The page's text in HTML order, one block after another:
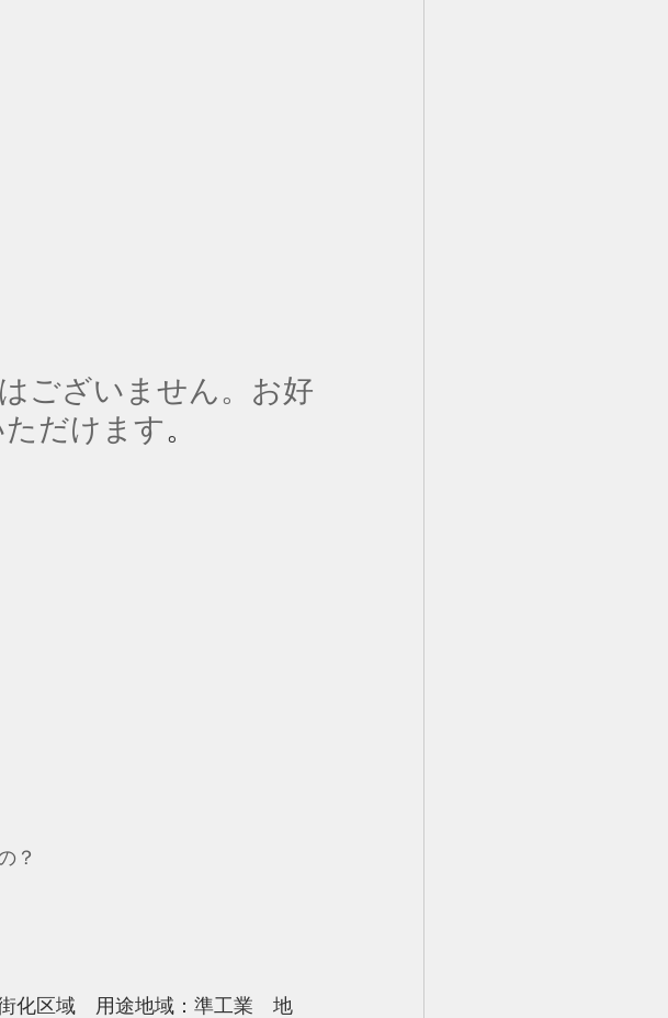
ございません。お好
だけます。
？
化区域　用途地域：準工業　地